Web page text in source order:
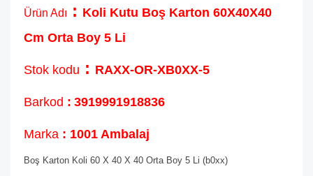
Ürün Adı : Koli Kutu Boş Karton 60X40X40
Cm Orta Boy 5 Li
Stok kodu : RAXX-OR-XB0XX-5
Barkod : 3919991918836
Marka : 1001 Ambalaj
Boş Karton Koli 60 X 40 X 40 Orta Boy 5 Li (b0xx)